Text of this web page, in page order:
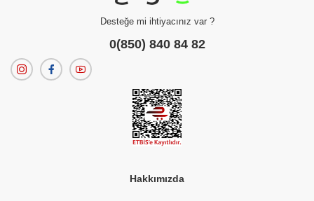
Desteğe mi ihtiyacınız var ?
0(850) 840 84 82
Hakkımızda